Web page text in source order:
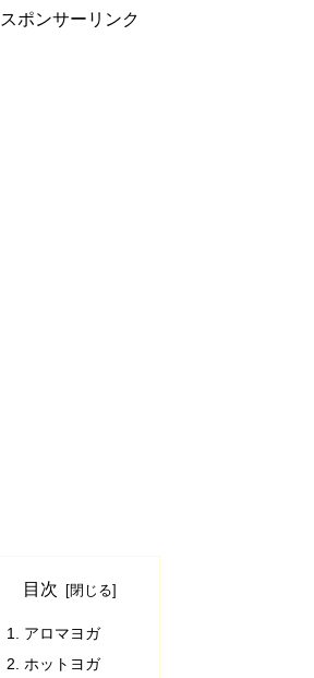
スポンサーリンク
目次
アロマヨガ
ホットヨガ